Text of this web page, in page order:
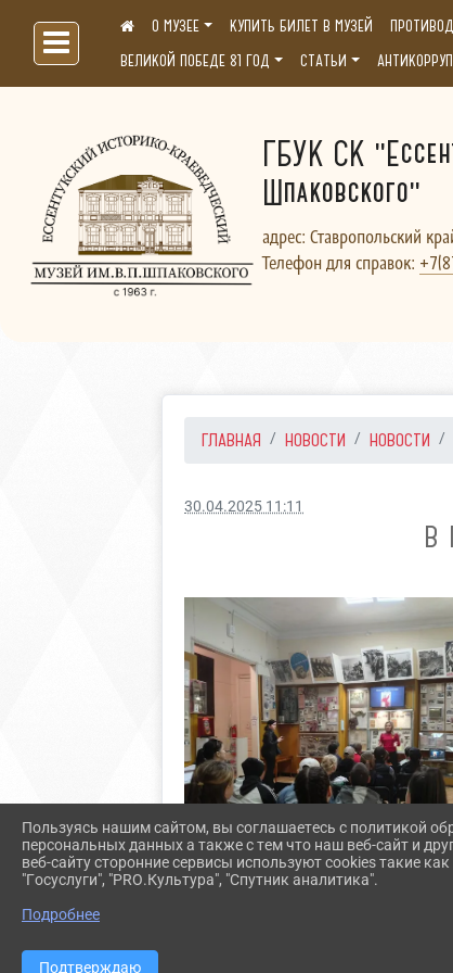
Больше, чем музей...О МУЗЕЕ КУПИТЬ БИЛЕТ В МУЗЕЙ
ВЕЛИКОЙ ПОБЕДЕ 81 ГОД
СТАТЬИ
ГБУК СК
Шпаковского"
адрес: Ставропольский
Телефон для справок:
ГЛАВНАЯ НОВОСТИ НОВОСТИ
30.04.2025 11:11
В
Пользуясь нашим сайтом, вы соглашаетесь с политикой
персональных данных а также с тем что наш веб-сайт и
веб-сайту сторонние сервисы используют cookies такие
"Госуслуги", "PRO.Культура", "Спутник аналитика".
Подробнее
Подтверждаю